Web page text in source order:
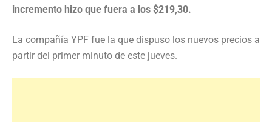
incremento hizo que fuera a los $219,30.
La compañía YPF fue la que dispuso los nuevos precios a
partir del primer minuto de este jueves.